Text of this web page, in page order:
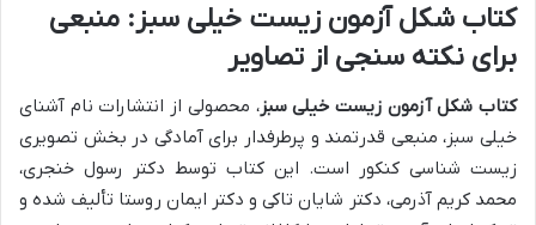
کتاب شکل آزمون زیست خیلی سبز: منبعی
برای نکته سنجی از تصاویر
کتاب شکل آزمون زیست خیلی سبز، محصولی از انتشارات نام آشنای
خیلی سبز، منبعی قدرتمند و پرطرفدار برای آمادگی در بخش تصویری
زیست شناسی کنکور است. این کتاب توسط دکتر رسول خنجری،
محمد کریم آذرمی، دکتر شایان تاکی و دکتر ایمان روستا تألیف شده و